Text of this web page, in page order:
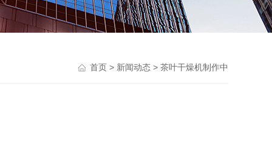
首页 > 新闻动态 > 茶叶干燥机制作中